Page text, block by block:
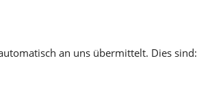
an uns übermittelt. Dies sind: